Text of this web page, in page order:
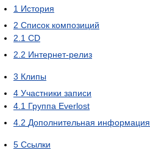
1 История
2 Список композиций
2.1 CD
2.2 Интернет-релиз
3 Клипы
4 Участники записи
4.1 Группа Everlost
4.2 Дополнительная информация
5 Ссылки